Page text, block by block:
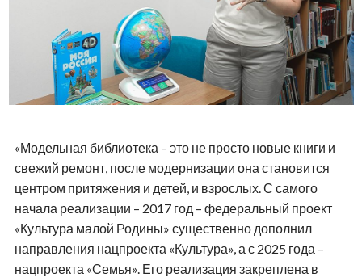
«Модельная библиотека – это не просто новые книги и
свежий ремонт, после модернизации она становится
центром притяжения и детей, и взрослых. С самого
начала реализации – 2017 год – федеральный проект
«Культура малой Родины» существенно дополнил
направления нацпроекта «Культура», а с 2025 года –
нацпроекта «Семья». Его реализация закреплена в